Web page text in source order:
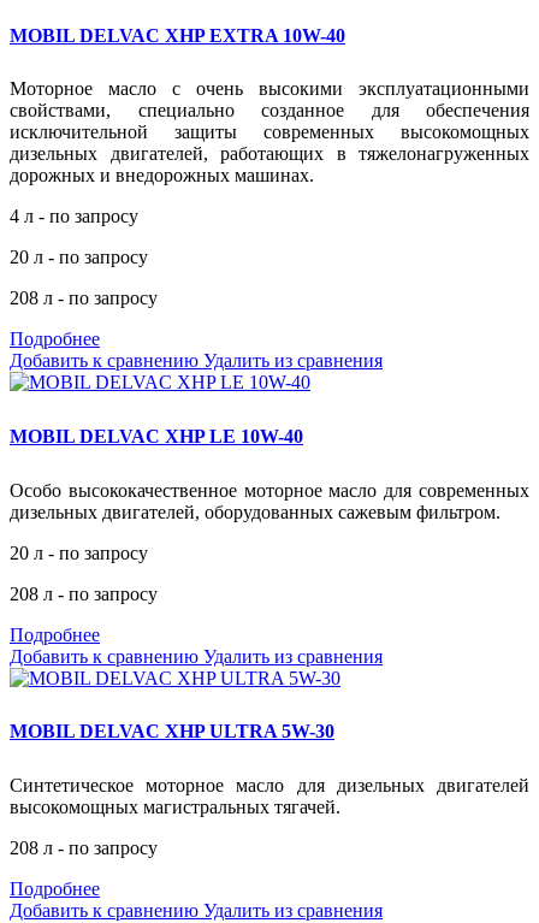
MOBIL DELVAC XHP EXTRA 10W-40
Моторное масло с очень высокими эксплуатационными
свойствами, специально созданное для обеспечения
исключительной защиты современных высокомощных
дизельных двигателей, работающих в тяжелонагруженных
дорожных и внедорожных машинах.
4 л - по запросу
20 л - по запросу
208 л - по запросу
Подробнее
Добавить к сравнению Удалить из сравнения
MOBIL DELVAC XHP LE 10W-40
Особо высококачественное моторное масло для современных
дизельных двигателей, оборудованных сажевым фильтром.
20 л - по запросу
208 л - по запросу
Подробнее
Добавить к сравнению Удалить из сравнения
MOBIL DELVAC XHP ULTRA 5W-30
Синтетическое моторное масло для дизельных двигателей
высокомощных магистральных тягачей.
208 л - по запросу
Подробнее
Добавить к сравнению Удалить из сравнения